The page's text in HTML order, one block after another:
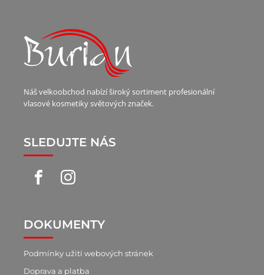
Náš velkoobchod nabízí široký sortiment profesionální
vlasové kosmetiky světových značek.
SLEDUJTE NÁS
DOKUMENTY
Podmínky užití webových stránek
Doprava a platba